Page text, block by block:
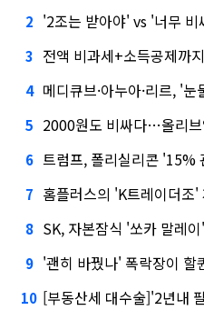
2 '2조는 받아야' vs '너무
3 전액 비과세+소득공제까
4 메디큐브·아누아·리르, '
5 2000원도 비싸다…올리브영,
6 트럼프, 폴리실리콘 '15% 관
7 홈플러스의 'K트레이더
8 SK, 자본잠식 '쏘카 말레
9 '괜히 바꿨나' 폭락장이 할퀸
10 [부동산세 대수술]'2년내